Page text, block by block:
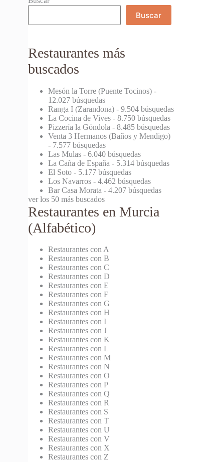
Buscar
Restaurantes más
buscados
Mesón la Torre (Puente Tocinos) -
12.027 búsquedas
Ranga I (Zarandona) - 9.504 búsquedas
La Cocina de Vives - 8.750 búsquedas
Pizzería la Góndola - 8.485 búsquedas
Venta 3 Hermanos (Baños y Mendigo)
- 7.577 búsquedas
Las Mulas - 6.040 búsquedas
La Caña de España - 5.314 búsquedas
El Soto - 5.177 búsquedas
Los Navarros - 4.462 búsquedas
Bar Casa Morata - 4.207 búsquedas
ver los 50 más buscados
Restaurantes en Murcia
(Alfabético)
Restaurantes con A
Restaurantes con B
Restaurantes con C
Restaurantes con D
Restaurantes con E
Restaurantes con F
Restaurantes con G
Restaurantes con H
Restaurantes con I
Restaurantes con J
Restaurantes con K
Restaurantes con L
Restaurantes con M
Restaurantes con N
Restaurantes con O
Restaurantes con P
Restaurantes con Q
Restaurantes con R
Restaurantes con S
Restaurantes con T
Restaurantes con U
Restaurantes con V
Restaurantes con X
Restaurantes con Z